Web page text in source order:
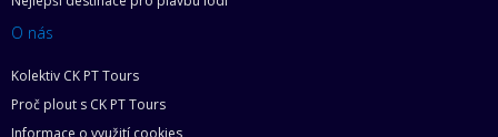
O nás
Kolektiv CK PT Tours
Proč plout s CK PT Tours
Informace o využití cookies